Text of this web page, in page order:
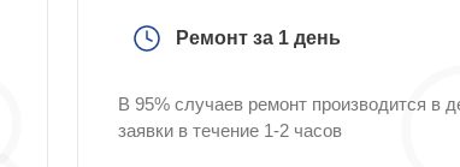
Ремонт за 1 день
В 95% случаев ремонт производится в
заявки в течение 1-2 часов